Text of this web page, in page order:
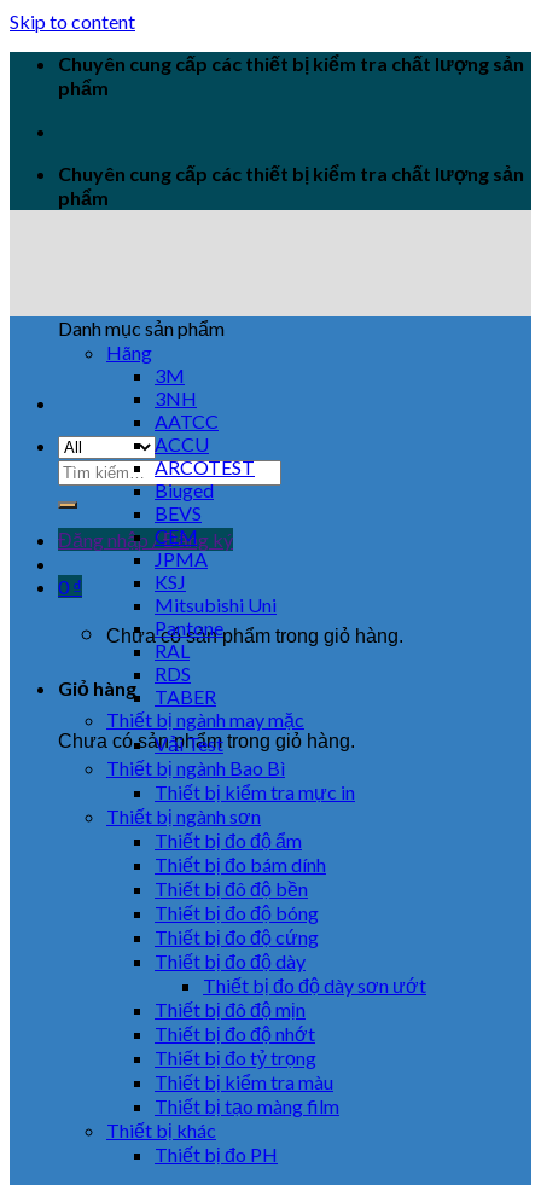
Skip to content
Chuyên cung cấp các thiết bị kiểm tra chất lượng sản
phẩm
Chuyên cung cấp các thiết bị kiểm tra chất lượng sản
phẩm
Đăng nhập / Đăng ký
0 ₫
Chưa có sản phẩm trong giỏ hàng.
Giỏ hàng
Chưa có sản phẩm trong giỏ hàng.
Danh mục sản phẩm
Hãng
3M
3NH
AATCC
ACCU
ARCOTEST
Biuged
BEVS
CEM
JPMA
KSJ
Mitsubishi Uni
Pantone
RAL
RDS
TABER
Thiết bị ngành may mặc
Vải Test
Thiết bị ngành Bao Bì
Thiết bị kiểm tra mực in
Thiết bị ngành sơn
Thiết bị đo độ ẩm
Thiết bị đo bám dính
Thiết bị đô độ bền
Thiết bị đo độ bóng
Thiết bị đo độ cứng
Thiết bị đo độ dày
Thiết bị đo độ dày sơn ướt
Thiết bị đô độ mịn
Thiết bị đo độ nhớt
Thiết bị đo tỷ trọng
Thiết bị kiểm tra màu
Thiết bị tạo màng film
Thiết bị khác
Thiết bị đo PH